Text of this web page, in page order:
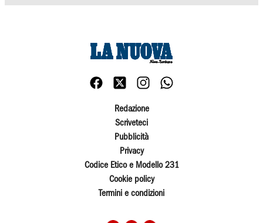
Redazione
Scriveteci
Pubblicità
Privacy
Codice Etico e Modello 231
Cookie policy
Termini e condizioni